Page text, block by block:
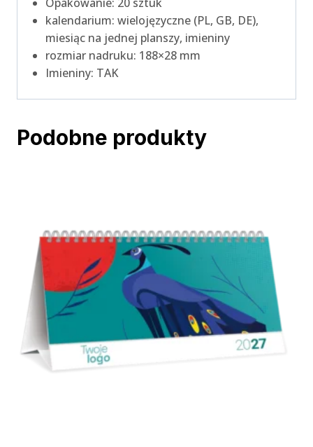
kalendarium: wielojęzyczne (PL, GB, DE),
miesiąc na jednej planszy, imieniny
rozmiar nadruku: 188×28 mm
Imieniny: TAK
Podobne produkty